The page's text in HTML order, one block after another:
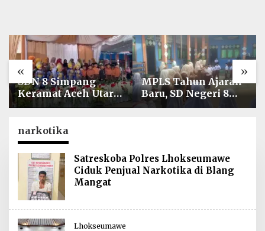
« »
SDN 8 Simpang
Keramat Aceh Utara
Gelar Penutupan
Ajaran 2026/2027
MPLS Tahun Ajaran
Baru, SD Negeri 8
Simpang Keuramat
narkotika
Satreskoba Polres Lhokseumawe
Ciduk Penjual Narkotika di Blang
Mangat
Lhokseumawe